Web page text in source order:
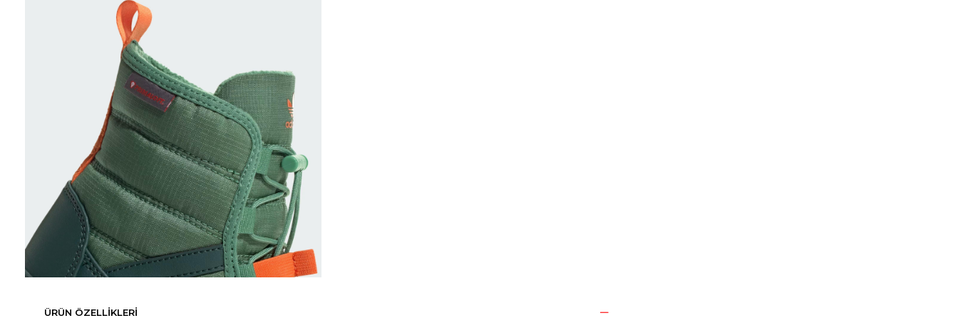
ÜRÜN ÖZELLIKLERI